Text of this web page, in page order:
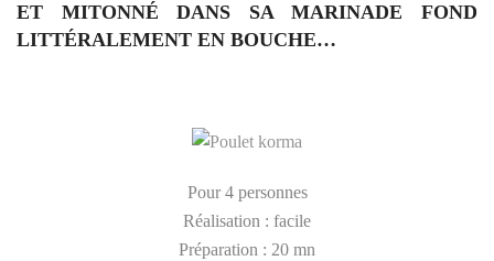
ET MITONNÉ DANS SA MARINADE FOND
LITTÉRALEMENT EN BOUCHE…
Pour 4 personnes
Réalisation : facile
Préparation : 20 mn